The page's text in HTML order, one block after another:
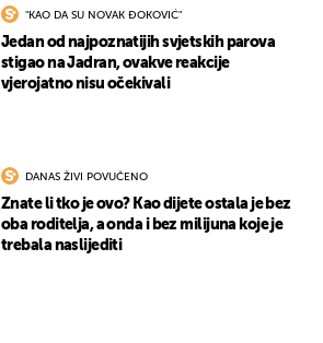
"KAO DA SU NOVAK ĐOKOVIĆ"
Jedan od najpoznatijih svjetskih parova
stigao na Jadran, ovakve reakcije
vjerojatno nisu očekivali
DANAS ŽIVI POVUČENO
Znate li tko je ovo? Kao dijete ostala je bez
oba roditelja, a onda i bez milijuna koje je
trebala naslijediti